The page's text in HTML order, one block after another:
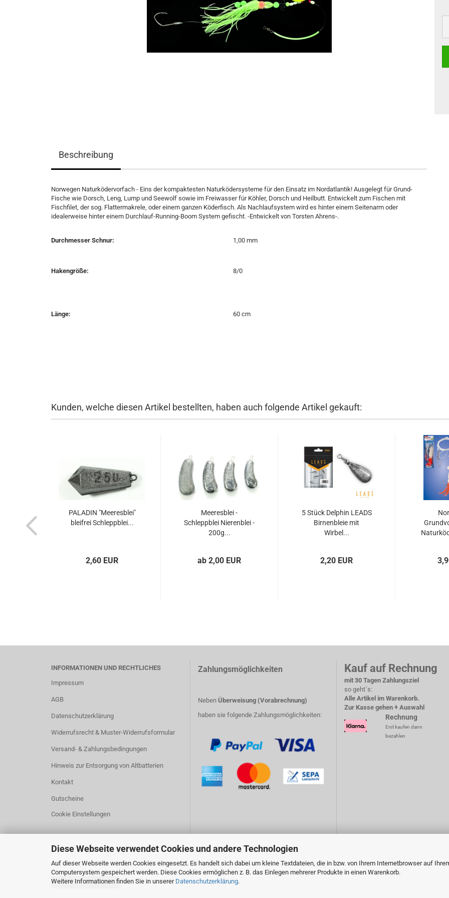
Diese Webseite verwendet Cookies und andere Technologien
Auf dieser Webseite werden Cookies eingesetzt. Es handelt sich dabei um kleine Textdateien, die in bzw. von Ihrem Internetbrowser auf
Computersystem gespeichert werden. Diese Cookies ermöglichen z. B. das Einlegen mehrerer Produkte in einen Warenkorb.
Weitere Informationen finden Sie in unserer Datenschutzerklärung.
Beschreibung
Norwegen Naturködervorfach - Eins der kompaktesten Naturködersysteme für den Einsatz im Nordatlantik! Ausgelegt für Grund-
Fische wie Dorsch, Leng, Lump und Seewolf sowie im Freiwasser für Köhler, Dorsch und Heilbutt. Entwickelt zum Fischen mit
Fischfilet, der sog. Flattermakrele, oder einem ganzen Köderfisch. Als Nachlaufsystem wird es hinter einem Seitenarm oder
idealerweise hinter einem Durchlauf-Running-Boom System gefischt. -Entwickelt von Torsten Ahrens-.
Durchmesser Schnur: 1,00 mm
Hakengröße: 8/0
Länge: 60 cm
Kunden, welche diesen Artikel bestellten, haben auch folgende Artikel gekauft:
PALADIN "Meeresblei"
bleifrei Schleppblei...
2,60 EUR
Meeresblei -
Schleppblei Nierenblei -
200g...
ab 2,00 EUR
5 Stück Delphin LEADS
Birnenbleie mit
Wirbel...
2,20 EUR
INFORMATIONEN UND RECHTLICHES
Impressum
AGB
Datenschutzerklärung
Widerrufsrecht & Muster-Widerrufsformular
Versand- & Zahlungsbedingungen
Hinweis zur Entsorgung von Altbatterien
Kontakt
Gutscheine
Cookie Einstellungen
Zahlungsmöglichkeiten
NebenÜberweisung (Vorabrechnung)
haben sie folgende Zahlungsmöglichkeiten:
Kauf auf Rechnung
mit 30 Tagen Zahlungsziel
so geht´s:
Alle Artikel im Warenkorb.
Zur Kasse gehen + Auswahl
Rechnung
Erst kaufen dann
bezahlen
Vertrag widerrufen